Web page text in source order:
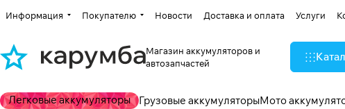
Информация Покупателю Новости Доставка и оплата Услуги
Магазин аккумуляторов и
автозапчастей
Легковые аккумуляторы Грузовые аккумуляторыМото